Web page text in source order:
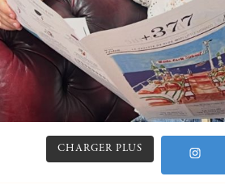
CHARGER PLUS